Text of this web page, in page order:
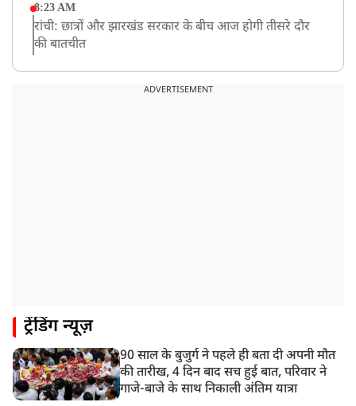
8:23 AM
रांची: छात्रों और झारखंड सरकार के बीच आज होगी तीसरे दौर
की बातचीत
देशभर में आज से 'हर घर तिरंगा' अभियान, सीएम योगी लखनऊ
ADVERTISEMENT
ट्रेंडिंग न्यूज़
90 साल के बुजुर्ग ने पहले ही बता दी अपनी मौत
की तारीख, 4 दिन बाद सच हुई बात, परिवार ने
गाजे-बाजे के साथ निकाली अंतिम यात्रा